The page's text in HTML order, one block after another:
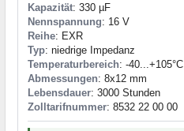
Kapazität: 330 µF
Nennspannung: 16 V
Reihe: EXR
Typ: niedrige Impedanz
Temperaturbereich: -40...+105°C
Abmessungen: 8x12 mm
Lebensdauer: 3000 Stunden
Zolltarifnummer: 8532 22 00 00